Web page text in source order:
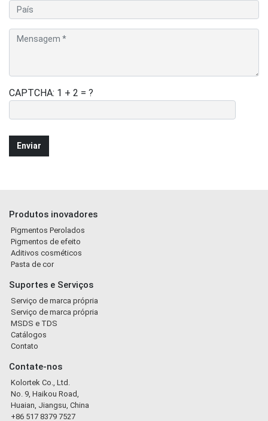
CAPTCHA: 1 + 2 = ?
Produtos inovadores
Pigmentos Perolados
Pigmentos de efeito
Aditivos cosméticos
Pasta de cor
Suportes e Serviços
Serviço de marca própria
Serviço de marca própria
MSDS e TDS
Catálogos
Contato
Contate-nos
Kolortek Co., Ltd.
No. 9, Haikou Road,
Huaian, Jiangsu, China
+86 517 8379 7527